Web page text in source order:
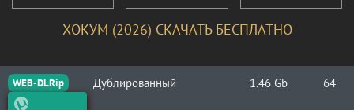
ХОКУМ (2026) СКАЧАТЬ БЕСПЛАТНО
WEB-DLRip Дублированный 1.46 Gb 64